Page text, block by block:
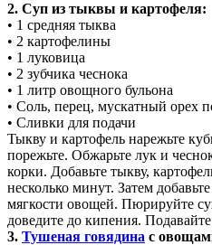
2. Суп из тыквы и картофеля:
• 1 средняя тыква
• 2 картофелины
• 1 луковица
• 2 зубчика чеснока
• 1 литр овощного бульона
• Соль, перец, мускатный орех
• Сливки для подачи
Тыкву и картофель нарежьте
порежьте. Обжарьте лук и
корки. Добавьте тыкву,
несколько минут. Затем
мягкости овощей. Пюрируйте
доведите до кипения.
3. Тушеная говядина с